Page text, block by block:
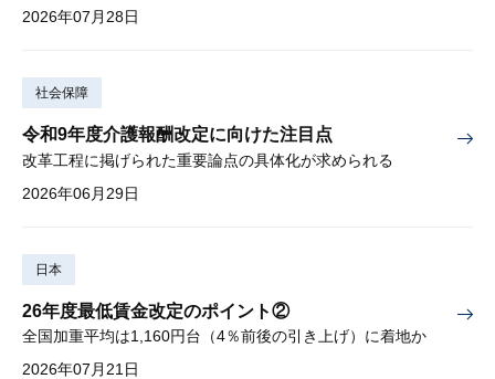
2026年07月28日
社会保障
令和9年度介護報酬改定に向けた注目点
改革工程に掲げられた重要論点の具体化が求められる
2026年06月29日
日本
26年度最低賃金改定のポイント②
全国加重平均は1,160円台（4％前後の引き上げ）に着地か
2026年07月21日